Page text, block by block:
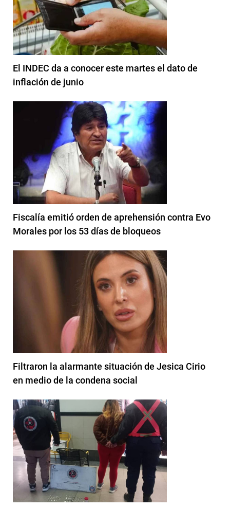
El INDEC da a conocer este martes el dato de
inflación de junio
Fiscalía emitió orden de aprehensión contra Evo
Morales por los 53 días de bloqueos
Filtraron la alarmante situación de Jesica Cirio
en medio de la condena social